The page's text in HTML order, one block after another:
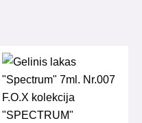
F.O.X kolekcija
"SPECTRUM"